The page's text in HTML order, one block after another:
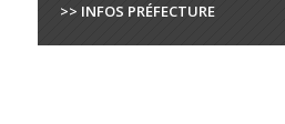
>> INFOS PRÉFECTURE